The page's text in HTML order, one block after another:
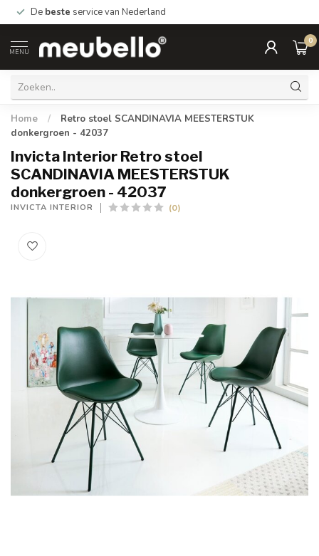
De beste service van Nederland
MENU
0
Home /
Retro stoel SCANDINAVIA MEESTERSTUK
donkergroen - 42037
Invicta Interior Retro stoel
SCANDINAVIA MEESTERSTUK
donkergroen - 42037
INVICTA INTERIOR (0)